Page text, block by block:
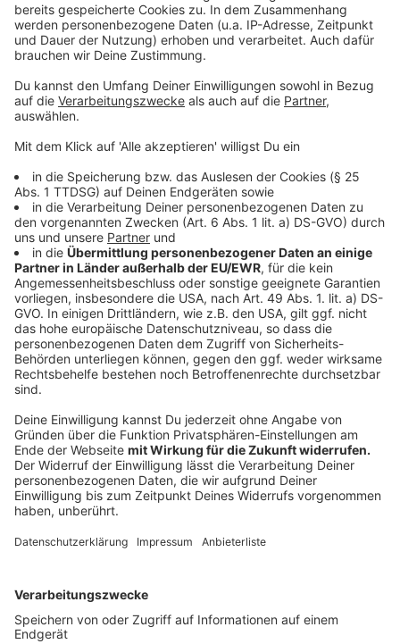
Beschäftigten, darunter viele in der Pflege, andere
Beschäftigungsangebote machen zu können.
Außerdem soll es darum gehen, wie das historische
Anzeige
Krankenhausreform
Anzeige
Im Zusammenhang mit der Krankenhausreform von
Bundesgesundheitsminister Lauterbauch hat das
NRW-Gesundheitsministerium beschlossen,
viele Bereiche auf andere Häuser der Alexianer in
Münster zu verlagern. Der bisherige Schwerpunkt des
EVK, die Altersmedizin (Geriatrie), soll Ende des Jahres
zum Beispiel in den benachbarten Innenstadt-Standort
Raphaelsklinik umziehen. Viele Patient:innen müssen
künftig auch ins Clemenshospital gehen. Die Alexianer
wollen keinen Widerspruch gegen die Entscheidung
des Landes einlegen. Sie verweisen auch auf die schon
seit längerem schwierige wirtschaftliche Lage des
EVK. 2021 hatten die Alexianer das
Krankenhaus übernommen. Ziel der
zur Versorgung der Menschen effizienter einzusetzen.